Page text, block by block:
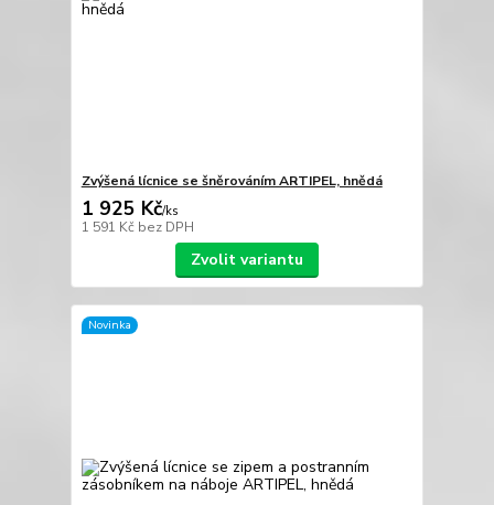
Zvýšená lícnice se šněrováním ARTIPEL, hnědá
1 925 Kč/ks
1 591 Kč bez DPH
Zvolit variantu
Novinka